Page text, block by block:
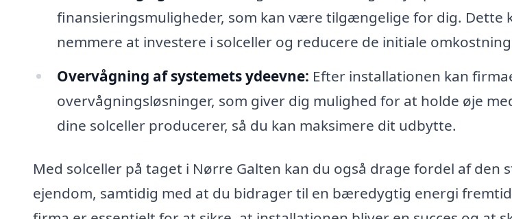
finansieringsmuligheder, som kan være tilgængelige for dig. Dette
nemmere at investere i solceller og reducere de initiale
Overvågning af systemets ydeevne: Efter installationen kan
overvågningsløsninger, som giver dig mulighed for at holde øje
dine solceller producerer, så du kan maksimere dit udbytte.
Med solceller på taget i Nørre Galten kan du også drage fordel af den
ejendom, samtidig med at du bidrager til en bæredygtig energi